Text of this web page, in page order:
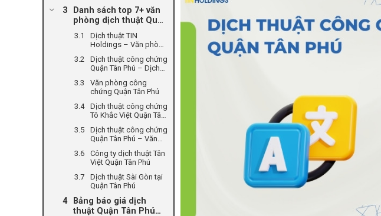
Quận Tân Phú
Danh sách top 7+ văn
phòng dịch thuật Quận
Dịch thuật TIN
Holdings – Văn phòng
Phú hàng đầu Việt
Nam
Dịch thuật công chứng
Quận Tân Phú – Dịch
Văn phòng công
chứng Quận Tân Phú
Dịch thuật công chứng
Tô Khắc Việt Quận Tân
Dịch thuật công chứng
Quận Tân Phú – Văn
Đồng Tâm
Công ty dịch thuật Tân
Việt Quận Tân Phú
Dịch thuật Sài Gòn tại
Quận Tân Phú
Bảng báo giá dịch
thuật Quận Tân Phú